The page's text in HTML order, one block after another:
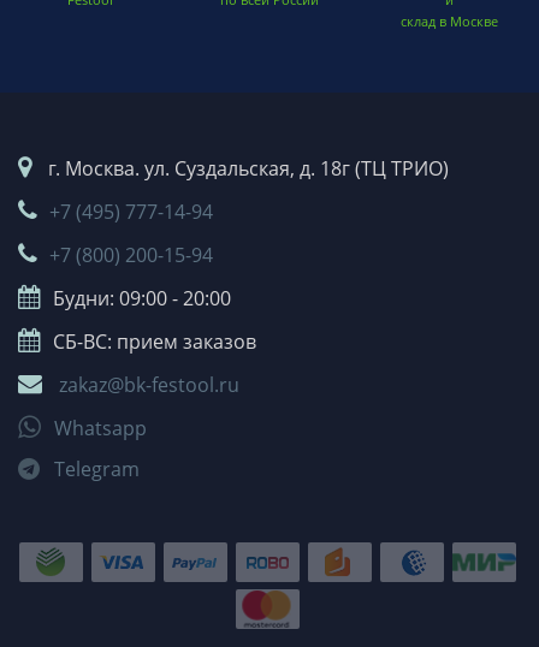
склад в Москве
г. Москва. ул. Суздальская, д. 18г (ТЦ ТРИО)
+7 (495) 777-14-94
+7 (800) 200-15-94
Будни: 09:00 - 20:00
СБ-ВС: прием заказов
zakaz@bk-festool.ru
Whatsapp
Telegram